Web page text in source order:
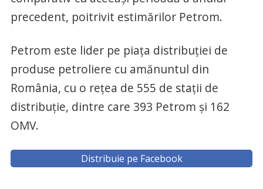
precedent, poitrivit estimărilor Petrom.
Petrom este lider pe piața distribuției de
produse petroliere cu amănuntul din
România, cu o rețea de 555 de stații de
distribuție, dintre care 393 Petrom și 162
OMV.
Distribuie pe Facebook